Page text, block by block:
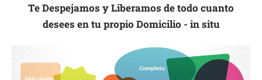
Te Despejamos y Liberamos de todo cuanto
desees en tu propio Domicilio - in situ